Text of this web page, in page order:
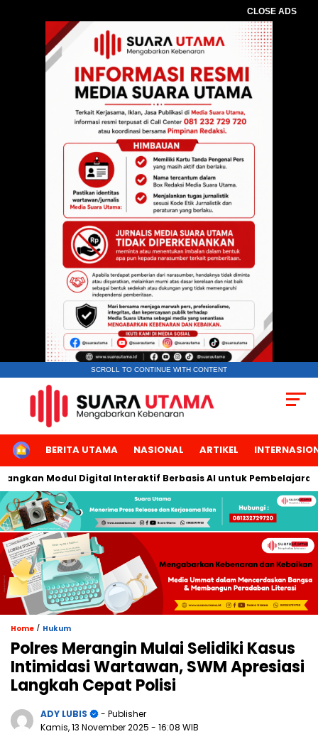
CLOSE ADS
SCROLL TO CONTINUE WITH CONTENT
HOMEBERITA UTAMA NASIONAL ARTIKEL
Modul Digital Interaktif Berbasis AI untuk Pembelajaran
Home / Hukum
Polres Merangin Mulai Selidiki Kasus
Intimidasi Wartawan, SWM Apresiasi
Langkah Cepat Polisi
ADY LUBIS
- Publisher
Kamis, 13 November 2025 - 16:08 WIB